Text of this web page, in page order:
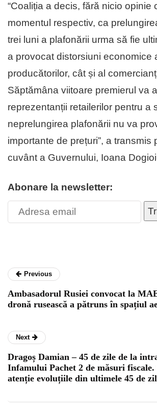
“Coaliția a decis, fără nicio opinie
momentul respectiv, ca
trei luni a plafonării urma să fie
a provocat distorsiuni economice
producătorilor, cât și al
Săptămâna viitoare premierul va
reprezentanții retailerilor pentru a
neprelungirea plafonării nu va
importante de prețuri”, a transmis
cuvânt a Guvernului, Ioana
Abonare la newsletter:
Previous
Ambasadorul Rusiei convocat la
dronă rusească a pătruns în spațiul
Next
Dragoș Damian – 45 de zile de la
Infamului Pachet 2 de măsuri fiscale.
atenție evoluțiile din ultimele 45 de